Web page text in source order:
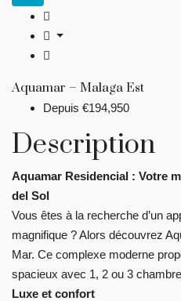
Aquamar – Malaga Est
Depuis €194,950
Description
Aquamar Residencial : Votre
del Sol
Vous êtes à la recherche d’un
magnifique ? Alors découvrez
Mar. Ce complexe moderne
spacieux avec 1, 2 ou 3
Luxe et confort